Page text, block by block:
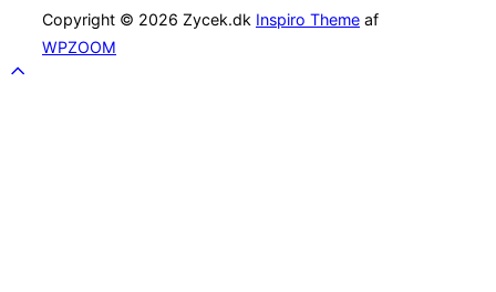
Copyright © 2026 Zycek.dk Inspiro Theme af
WPZOOM